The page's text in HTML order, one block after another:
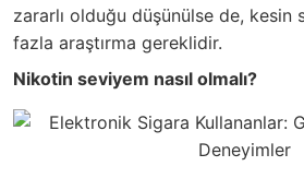
zararlı olduğu düşünülse de, kesin
fazla araştırma gereklidir.
Nikotin seviyem nasıl olmalı?